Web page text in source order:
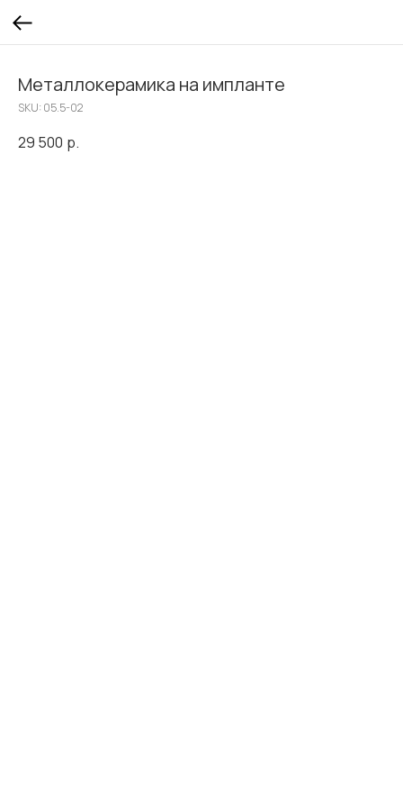
Металлокерамика на импланте
SKU: 05.5-02
29 500 р.